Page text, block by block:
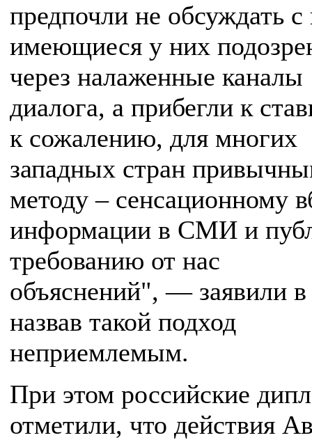
предпочли не обсуждать
имеющиеся у них
через налаженные каналы
диалога, а прибегли к
к сожалению, для многих
западных стран
методу – сенсационному
информации в СМИ и
требованию от нас
объяснений", — заявили
назвав такой подход
неприемлемым.
При этом российские
отметили, что действия